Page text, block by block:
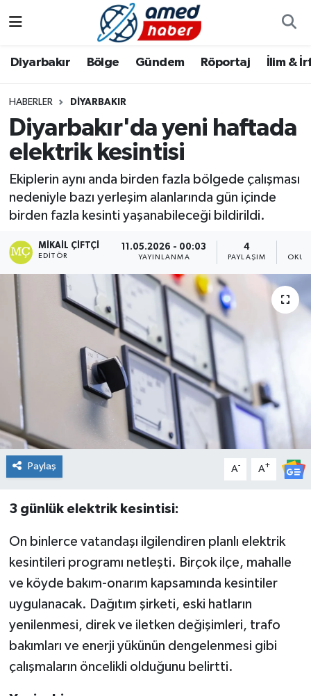
Diyarbakır Bölge Gündem Röportaj İlim &
HABERLER DIYARBAKIR
Diyarbakır'da yeni haftada
elektrik kesintisi
Ekiplerin aynı anda birden fazla bölgede çalışması
nedeniyle bazı yerleşim alanlarında gün içinde
birden fazla kesinti yaşanabileceği bildirildi.
MIKAIL ÇIFTÇI
EDITÖR
11.05.2026 - 00:03
YAYINLANMA
4
PAYLAŞIM
Paylaş A- A+
3 günlük elektrik kesintisi:
On binlerce vatandaşı ilgilendiren planlı elektrik
kesintileri programı netleşti. Birçok ilçe, mahalle
ve köyde bakım-onarım kapsamında kesintiler
uygulanacak. Dağıtım şirketi, eski hatların
yenilenmesi, direk ve iletken değişimleri, trafo
bakımları ve enerji yükünün dengelenmesi gibi
çalışmaların öncelikli olduğunu belirtti.
Bölge
Röportaj
Foto Galeri
Yazarlar
Aile
Asayiş
Bilim & Teknoloji
Bölge
Ekonomi
Gündem
İlim & İrfan
Kültür & Sanat
KURDÎ
Sağlık
Sağlık & Yaşam
Siyaset
Yaşam
Diyarbakır Hava Durumu
Diyarbakır Namaz Vakitleri
Diyarbakır Trafik Yoğunluk Haritası
Süper Lig Puan Durumu ve Fikstür
Haber Arşivi